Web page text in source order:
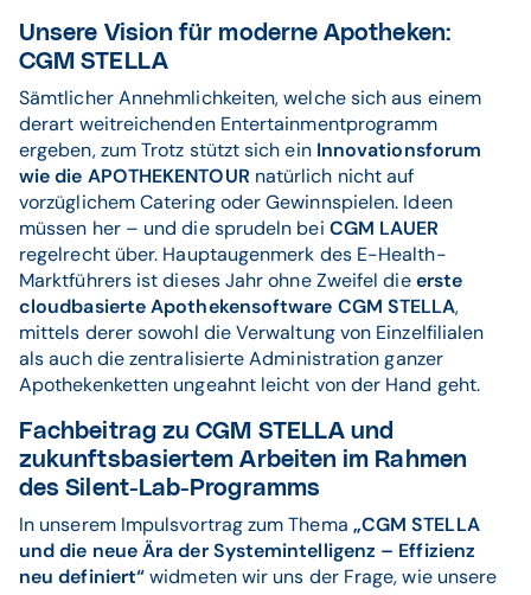
Unsere Vision für moderne Apotheken:
CGM STELLA
Sämtlicher Annehmlichkeiten, welche sich aus einem
derart weitreichenden Entertainmentprogramm
ergeben, zum Trotz stützt sich einInnovationsforum
wie die APOTHEKENTOUR natürlich nicht auf
vorzüglichem Catering oder Gewinnspielen. Ideen
müssen her – und die sprudeln bei CGM LAUER
regelrecht über. Hauptaugenmerk des E-Health-
Marktführers ist dieses Jahr ohne Zweifel dieerste
cloudbasierte Apothekensoftware CGM STELLA,
mittels derer sowohl die Verwaltung von Einzelfilialen
als auch die zentralisierte Administration ganzer
Apothekenketten ungeahnt leicht von der Hand geht.
Fachbeitrag zu CGM STELLA und
zukunftsbasiertem Arbeiten im Rahmen
des Silent-Lab-Programms
In unserem Impulsvortrag zum Thema „CGM STELLA
und die neue Ära der Systemintelligenz – Effizienz
neu definiert“widmeten wir uns der Frage, wie unsere